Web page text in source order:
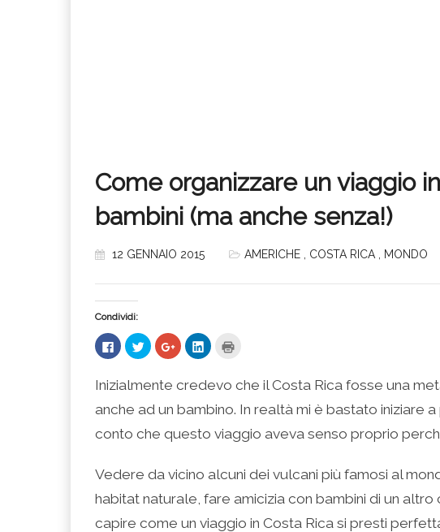
Come organizzare un viaggio
bambini (ma anche senza!)
12 GENNAIO 2015 AMERICHE COSTA RICA MONDO
Condividi:
Fai
clic
su
Facebook
(Si
apre
una
nuova
Fai
clic
condividere
su
Twitter
(Si
in
una
Fai
clic
condividere
su
Google+
(Si
in
una
Fai
clic
condividere
su
LinkedIn
(Si
in
una
stampare
(Si
apre
in
nuova
finestra)
Inizialmente credevo che il Costa Rica fosse una
anche ad un bambino. In realtà mi è bastato iniziare
conto che questo viaggio aveva senso proprio
Vedere da vicino alcuni dei vulcani più famosi al
habitat naturale, fare amicizia con bambini di un
capire come un viaggio in Costa Rica si presti